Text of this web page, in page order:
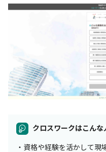
クロスワークはこんな
・資格や経験を活かして現